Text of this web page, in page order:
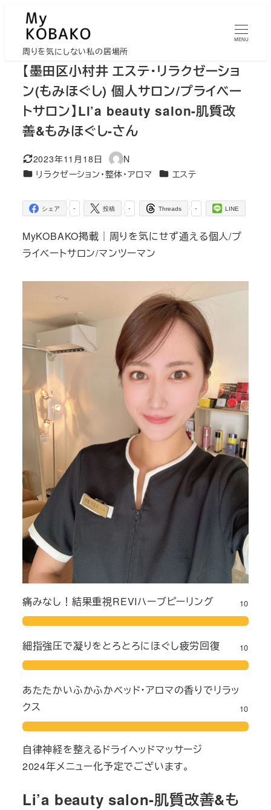
周りを気にしない私の居場所
MENU
【墨田区小村井 エステ・リラクゼーショ
ン(もみほぐし) 個人サロン/プライベー
トサロン】Li’a beauty salon-肌質改
善&もみほぐし-さん
更新日
2023年11月18日
著
者
N
カテゴリー
リラクゼーション・整体・アロマ カテゴリー
エステ
-
シェア -
投稿 -
Threads LINE
MyKOBAKO掲載｜周りを気にせず通える個人/プ
ライベートサロン/マンツーマン
痛みなし！結果重視REVIハーブピーリング 10
細指強圧で凝りをとろとろにほぐし疲労回復 10
あたたかいふかふかベッド・アロマの香りでリラッ
クス
10
自律神経を整えるドライヘッドマッサージ
2024年メニュー化予定でございます。
Li’a beauty salon-肌質改善&も